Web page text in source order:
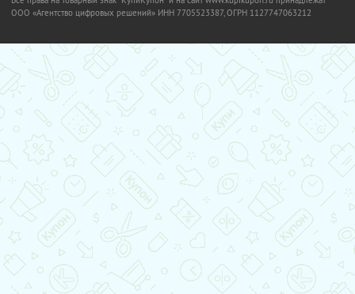
OOO «Агентство цифровых решений» ИНН 7705523387, ОГРН 1127747063212